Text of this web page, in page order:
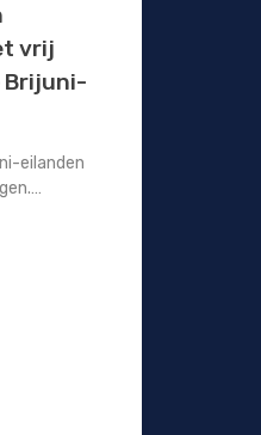
vrij
Brijuni-
eilanden